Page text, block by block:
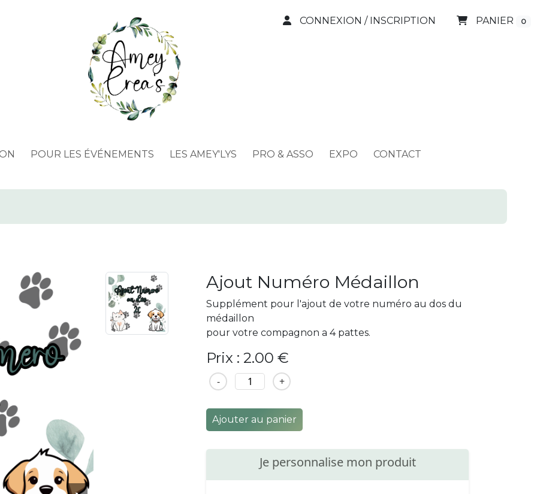
CONNEXION / INSCRIPTION PANIER 0
POUR LES ÉVÉNEMENTS LES AMEY'LYS PRO & ASSO EXPO CONTACT
Ajout Numéro Médaillon
Supplément pour l'ajout de votre numéro au dos du
médaillon
pour votre compagnon a 4 pattes.
Prix : 2.00 €
- +
Ajouter au panier
Je personnalise mon produit